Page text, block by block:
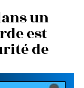
un
est
de